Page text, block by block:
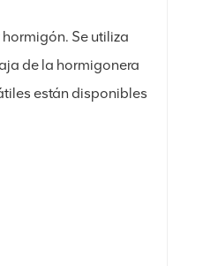
Se utiliza
de la hormigonera
están disponibles